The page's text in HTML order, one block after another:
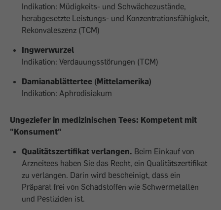
Indikation: Müdigkeits- und Schwächezustände,
herabgesetzte Leistungs- und Konzentrationsfähigkeit,
Rekonvaleszenz (TCM)
Ingwerwurzel
Indikation: Verdauungsstörungen (TCM)
Damianablättertee (Mittelamerika)
Indikation: Aphrodisiakum
Ungeziefer in medizinischen Tees: Kompetent mit
"Konsument"
Qualitätszertifikat verlangen. Beim Einkauf von
Arzneitees haben Sie das Recht, ein Qualitätszertifikat
zu verlangen. Darin wird bescheinigt, dass ein
Präparat frei von Schadstoffen wie Schwermetallen
und Pestiziden ist.